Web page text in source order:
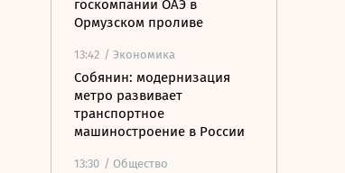
госкомпании ОАЭ в
Ормузском проливе
13:42 / Экономика
Собянин: модернизация
метро развивает
транспортное
машиностроение в России
13:30 / Общество